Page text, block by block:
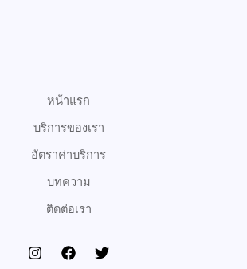
หน้าแรก
บริการของเรา
อัตราค่าบริการ
บทความ
ติดต่อเรา